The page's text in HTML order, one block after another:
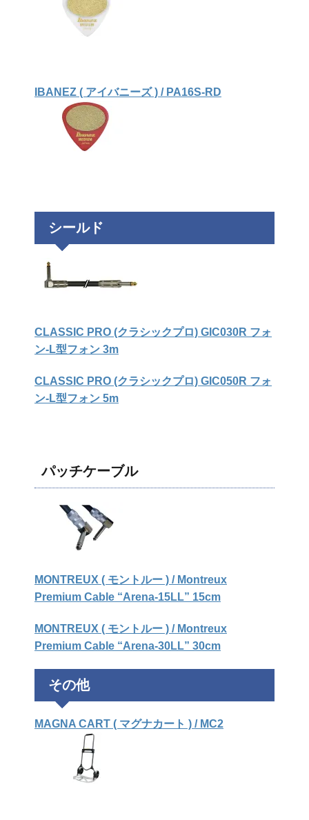
IBANEZ ( アイバニーズ ) / PA16S-RD
シールド
CLASSIC PRO (クラシックプロ) GIC030R フォ
ン-L型フォン 3m
CLASSIC PRO (クラシックプロ) GIC050R フォ
ン-L型フォン 5m
パッチケーブル
MONTREUX ( モントルー ) / Montreux
Premium Cable “Arena-15LL” 15cm
MONTREUX ( モントルー ) / Montreux
Premium Cable “Arena-30LL” 30cm
その他
MAGNA CART ( マグナカート ) / MC2